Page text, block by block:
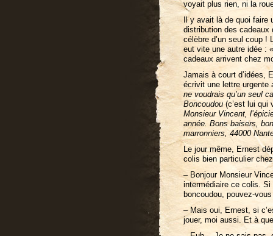
voyait plus rien, ni la
Il y avait là de quoi faire
distribution des cadeaux
célèbre d’un seul coup !
eut vite une autre idée :
cadeaux arrivent chez
Jamais à court d’idées,
écrivit une lettre urgente
ne voudrais qu’un seul
Boncoudou (c’est lui qui
Monsieur Vincent,
année. Bons baisers,
marronniers, 44000
Le jour même, Ernest
colis bien particulier
– Bonjour Monsieur
intermédiaire ce colis. Si
boncoudou, pouvez-
– Mais oui, Ernest, si
jouer, moi aussi. Et à